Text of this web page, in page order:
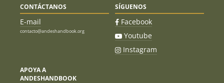
CONTÁCTANOS
E-mail
contacto@andeshandbook.org
SÍGUENOS
Facebook
Youtube
Instagram
APOYA A
ANDESHANDBOOK